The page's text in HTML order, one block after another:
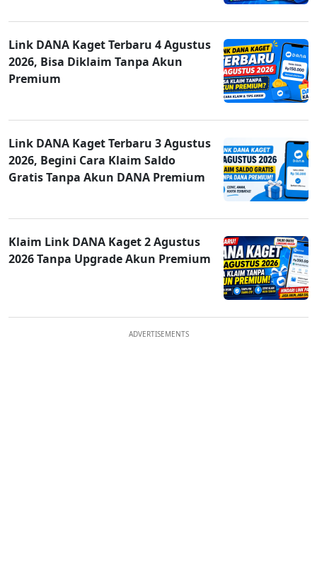
Link DANA Kaget Terbaru 4 Agustus
2026, Bisa Diklaim Tanpa Akun
Premium
Link DANA Kaget Terbaru 3 Agustus
2026, Begini Cara Klaim Saldo
Gratis Tanpa Akun DANA Premium
Klaim Link DANA Kaget 2 Agustus
2026 Tanpa Upgrade Akun Premium
ADVERTISEMENTS